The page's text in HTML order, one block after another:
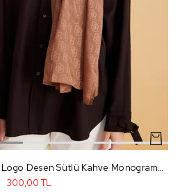
Belli Fresh Logo Desen Sütlü Kahve Monogram Şal 1 - 91
300,00 TL